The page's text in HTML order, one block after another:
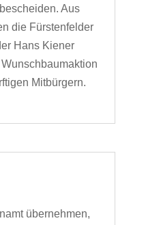
Aus
die Fürstenfelder
Hans Kiener
Mitbürgern.
übernehmen,